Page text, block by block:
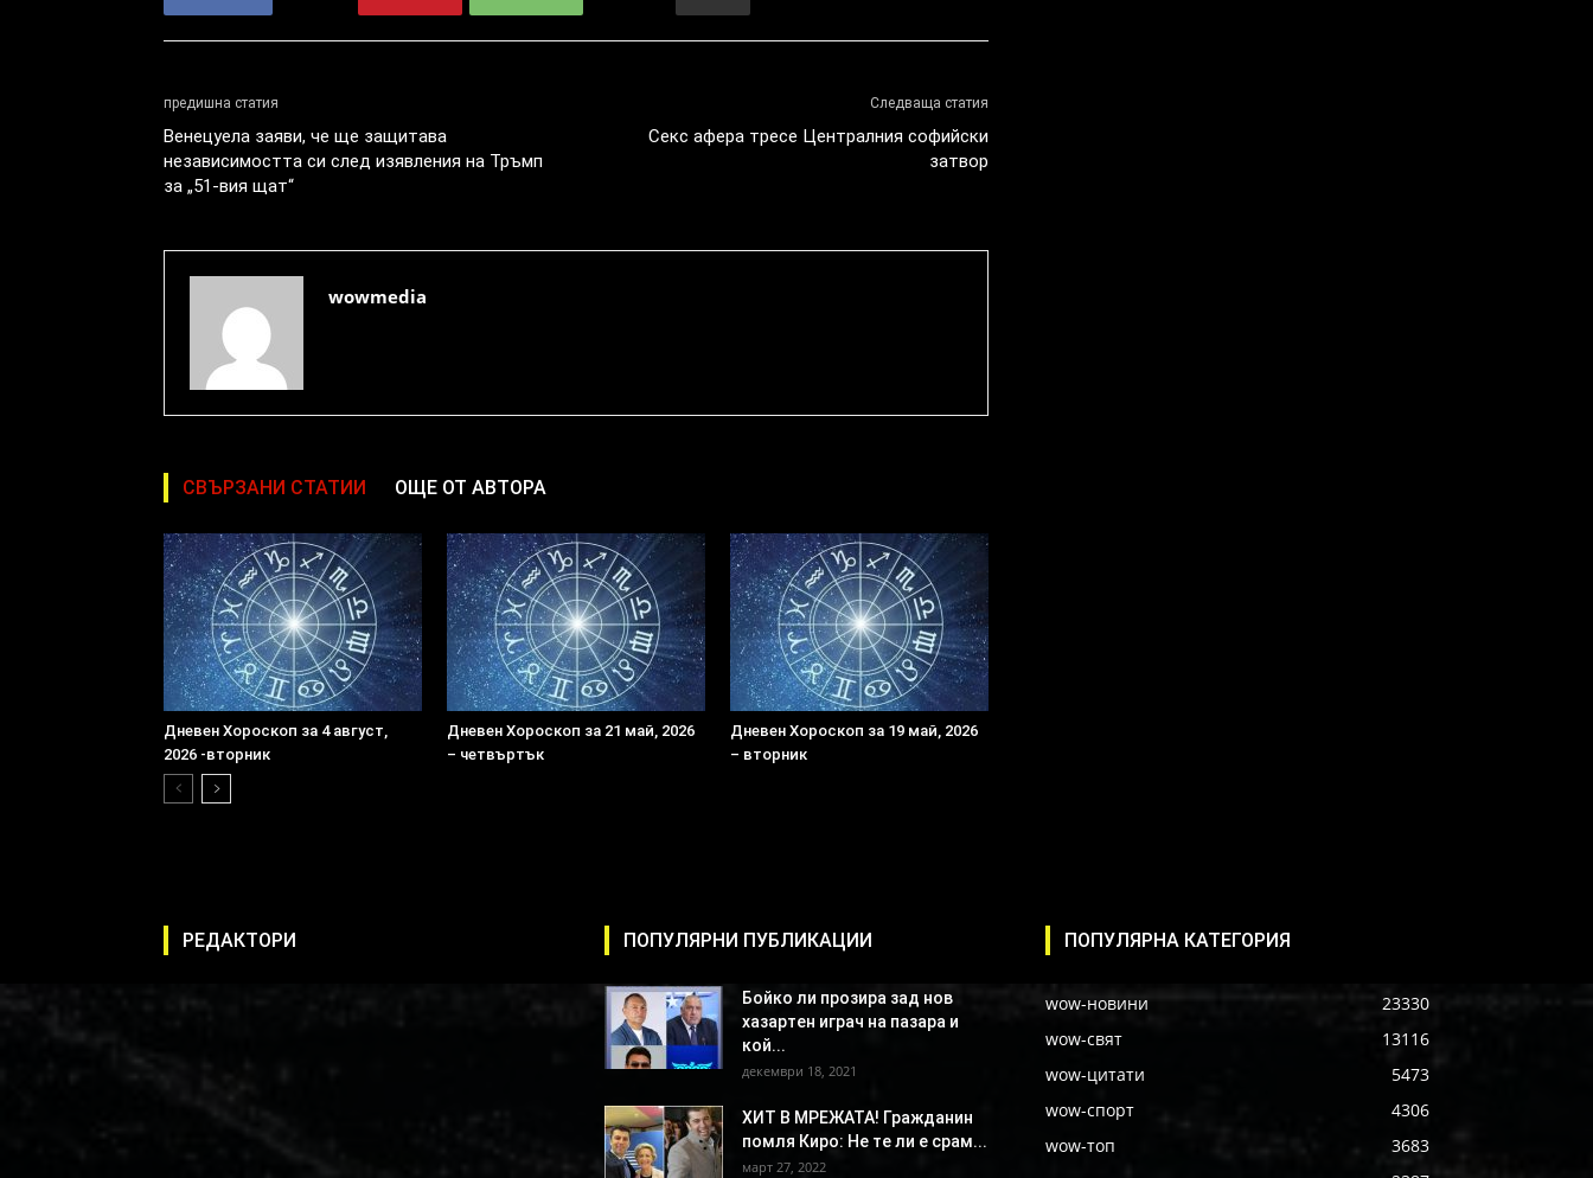
предишна статия
Венецуела заяви, че ще защитава
независимостта си след изявления на Тръмп
за „51-вия щат“
Следваща статия
Секс афера тресе Централния софийски
затвор
wowmedia
СВЪРЗАНИ СТАТИИ ОЩЕ ОТ АВТОРА
Дневен Хороскоп за 4 август,
2026 -вторник
Дневен Хороскоп за 21 май, 2026
– четвъртък
Дневен Хороскоп за 19 май, 2026
– вторник
РЕДАКТОРИ ПОПУЛЯРНИ ПУБЛИКАЦИИ
Бойко ли прозира зад нов
хазартен играч на пазара и
кой...
декември 18, 2021
ХИТ В МРЕЖАТА! Гражданин
помля Киро: Не те ли е срам...
март 27, 2022
ПОПУЛЯРНА КАТЕГОРИЯ
wow-новини
23330
wow-свят
13116
wow-цитати
5473
wow-спорт
4306
wow-топ
3683